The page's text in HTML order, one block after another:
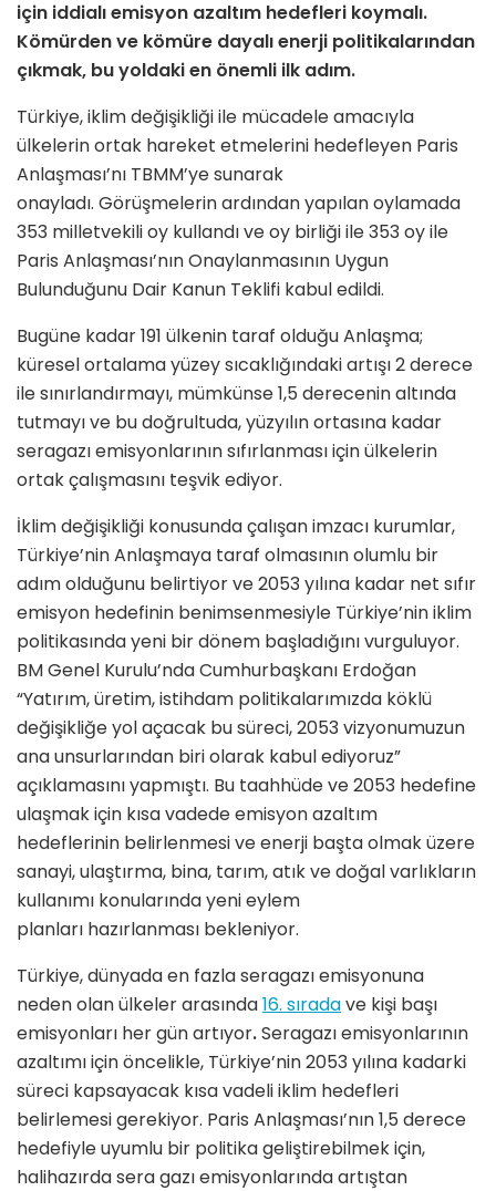
için iddialı emisyon azaltım hedefleri koymalı.
Kömürden ve kömüre dayalı enerji politikalarından
çıkmak, bu yoldaki en önemli ilk adım.
Türkiye, iklim değişikliği ile mücadele amacıyla
ülkelerin ortak hareket etmelerini hedefleyen Paris
Anlaşması’nı TBMM’ye sunarak
onayladı. Görüşmelerin ardından yapılan oylamada
353 milletvekili oy kullandı ve oy birliği ile 353 oy ile
Paris Anlaşması’nın Onaylanmasının Uygun
Bulunduğunu Dair Kanun Teklifi kabul edildi.
Bugüne kadar 191 ülkenin taraf olduğu Anlaşma;
küresel ortalama yüzey sıcaklığındaki artışı 2 derece
ile sınırlandırmayı, mümkünse 1,5 derecenin altında
tutmayı ve bu doğrultuda, yüzyılın ortasına kadar
seragazı emisyonlarının sıfırlanması için ülkelerin
ortak çalışmasını teşvik ediyor.
İklim değişikliği konusunda çalışan imzacı kurumlar,
Türkiye’nin Anlaşmaya taraf olmasının olumlu bir
adım olduğunu belirtiyor ve 2053 yılına kadar net sıfır
emisyon hedefinin benimsenmesiyle Türkiye’nin iklim
politikasında yeni bir dönem başladığını vurguluyor.
BM Genel Kurulu’nda Cumhurbaşkanı Erdoğan
“Yatırım, üretim, istihdam politikalarımızda köklü
değişikliğe yol açacak bu süreci, 2053 vizyonumuzun
ana unsurlarından biri olarak kabul ediyoruz”
açıklamasını yapmıştı. Bu taahhüde ve 2053 hedefine
ulaşmak için kısa vadede emisyon azaltım
hedeflerinin belirlenmesi ve enerji başta olmak üzere
sanayi, ulaştırma, bina, tarım, atık ve doğal varlıkların
kullanımı konularında yeni eylem
planları hazırlanması bekleniyor.
Türkiye, dünyada en fazla seragazı emisyonuna
neden olan ülkeler arasında16. sıradave kişi başı
emisyonları her gün artıyor.Seragazı emisyonlarının
azaltımı için öncelikle, Türkiye’nin 2053 yılına kadarki
süreci kapsayacak kısa vadeli iklim hedefleri
belirlemesi gerekiyor. Paris Anlaşması’nın 1,5 derece
hedefiyle uyumlu bir politika geliştirebilmek için,
halihazırda sera gazı emisyonlarında artıştan